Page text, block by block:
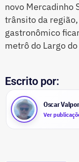
novo Mercadinho
trânsito da
gastronômico
metrô do Largo
Escrito por:
Oscar
Ver